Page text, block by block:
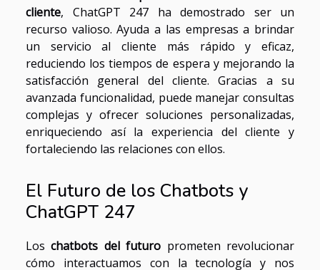
cliente, ChatGPT 247 ha demostrado ser un
recurso valioso. Ayuda a las empresas a brindar
un servicio al cliente más rápido y eficaz,
reduciendo los tiempos de espera y mejorando la
satisfacción general del cliente. Gracias a su
avanzada funcionalidad, puede manejar consultas
complejas y ofrecer soluciones personalizadas,
enriqueciendo así la experiencia del cliente y
fortaleciendo las relaciones con ellos.
El Futuro de los Chatbots y
ChatGPT 247
Loschatbots del futuro prometen revolucionar
cómo interactuamos con la tecnología y nos